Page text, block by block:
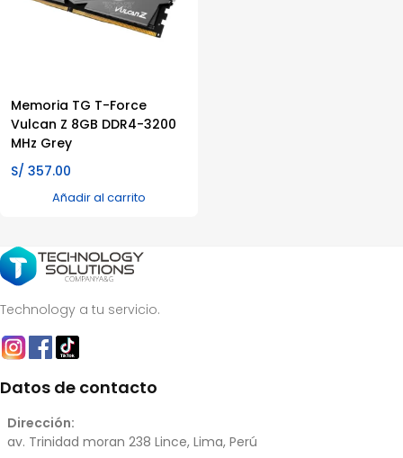
Memoria TG T-Force
Vulcan Z 8GB DDR4-3200
MHz Grey
S/ 357.00
Añadir al carrito
Technology a tu servicio.
Datos de contacto
Dirección:
av. Trinidad moran 238 Lince, Lima, Perú